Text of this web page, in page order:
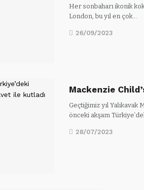
Her sonbaharı ikonik
London, bu yıl en çok…
26/09/2023
Mackenzie
Geçtiğimiz yıl Yalıkavak
önceki akşam
28/07/2023